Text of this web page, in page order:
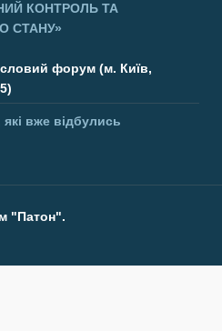
КОНТРОЛЬ ТА
СТАНУ»
форум (м. Київ,
вже відбулись
"Патон".